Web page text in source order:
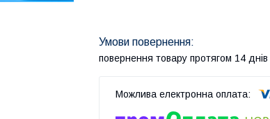
повернення товару протягом 14 днів